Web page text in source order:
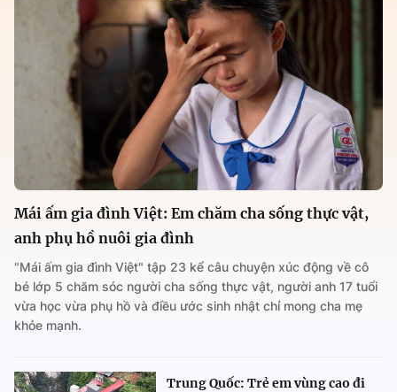
Mái ấm gia đình Việt: Em chăm cha sống thực vật,
anh phụ hồ nuôi gia đình
"Mái ấm gia đình Việt" tập 23 kể câu chuyện xúc động về cô
bé lớp 5 chăm sóc người cha sống thực vật, người anh 17 tuổi
vừa học vừa phụ hồ và điều ước sinh nhật chỉ mong cha mẹ
khỏe mạnh.
Trung Quốc: Trẻ em vùng cao đi